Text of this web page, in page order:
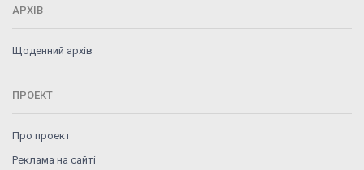
АРХІВ
Щоденний архів
ПРОЕКТ
Про проект
Реклама на сайті